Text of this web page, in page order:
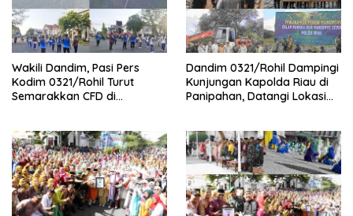
Wakili Dandim, Pasi Pers
Kodim 0321/Rohil Turut
Semarakkan CFD di
Dandim 0321/Rohil Dampingi
Kunjungan Kapolda Riau di
Panipahan, Datangi Lokasi